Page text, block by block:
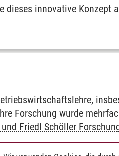
dieses innovative Konzept
Forschung wurde
und Friedl Schöller